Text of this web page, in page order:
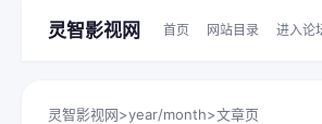
灵智影视网 首页 网站目录 进入论
灵智影视网>year/month>文章页